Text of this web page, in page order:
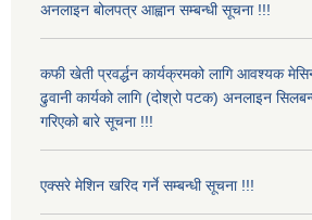
अनलाइन बोलपत्र आह्वान सम्बन्धी सूचना !!!
कफी खेती प्रवर्द्धन कार्यक्रमको लागि आवश्यक
ढुवानी कार्यको लागि (दोश्रो पटक) अनलाइन
गरिएको बारे सूचना !!!
एक्सरे मेशिन खरिद गर्ने सम्बन्धी सूचना !!!